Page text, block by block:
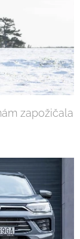
zapožičala